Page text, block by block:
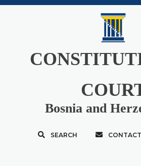
Bosnia and
SEARCH CONTACT